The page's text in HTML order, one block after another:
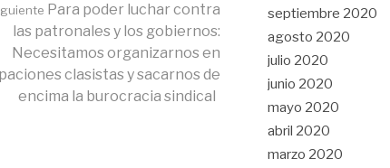
Para poder luchar contra
las patronales y los gobiernos:
Necesitamos organizarnos en
clasistas y sacarnos de
encima la burocracia sindical
septiembre 2020
agosto 2020
julio 2020
junio 2020
mayo 2020
abril 2020
marzo 2020